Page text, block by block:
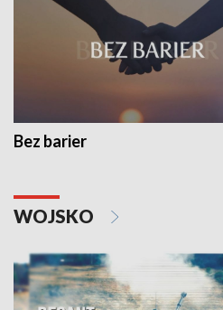
Bez barier
WOJSKO